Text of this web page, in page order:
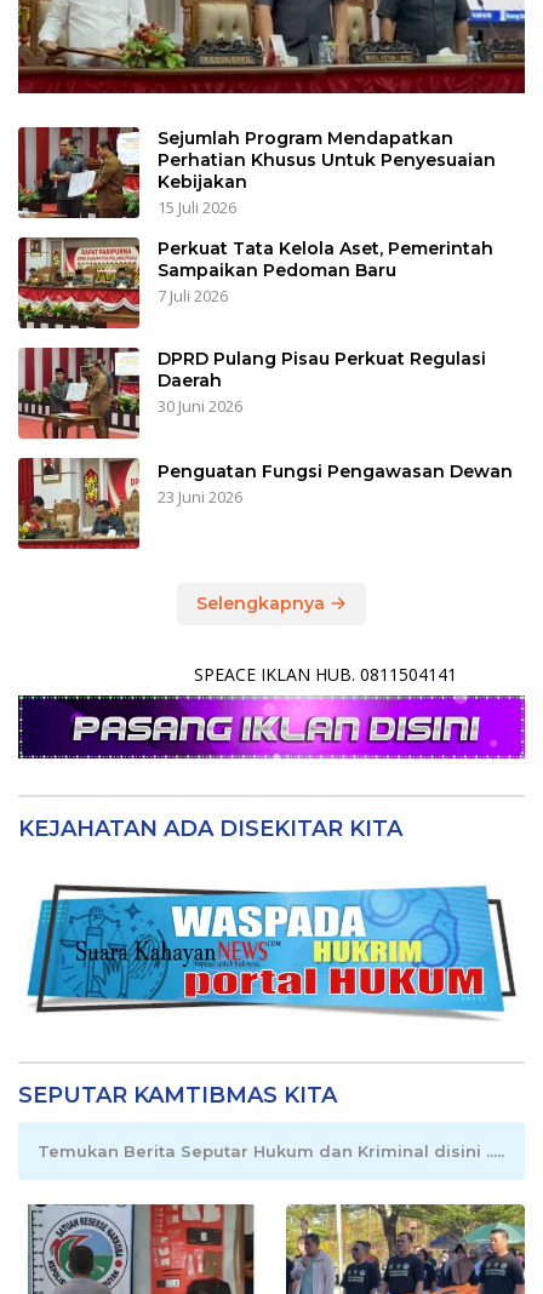
Sejumlah Program Mendapatkan
Perhatian Khusus Untuk Penyesuaian
Kebijakan
15 Juli 2026
Perkuat Tata Kelola Aset, Pemerintah
Sampaikan Pedoman Baru
7 Juli 2026
DPRD Pulang Pisau Perkuat Regulasi
Daerah
30 Juni 2026
Penguatan Fungsi Pengawasan Dewan
23 Juni 2026
Selengkapnya
SPEACE IKLAN HUB. 0811504141
KEJAHATAN ADA DISEKITAR KITA
SEPUTAR KAMTIBMAS KITA
Temukan Berita Seputar Hukum dan Kriminal disini .....